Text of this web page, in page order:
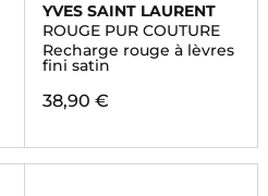
YVES SAINT LAURENT
ROUGE PUR COUTURE
Recharge rouge à lèvres
fini satin
38,90 €